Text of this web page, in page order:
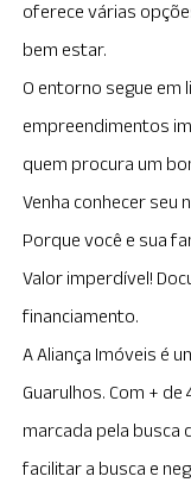
oferece várias
bem estar.
O entorno segue em
empreendimentos
quem procura um
Venha conhecer seu
Porque você e sua
Valor imperdível!
financiamento.
A Aliança Imóveis é
Guarulhos. Com +
marcada pela busca
facilitar a busca e